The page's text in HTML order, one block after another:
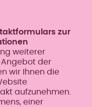
zur
weiterer
Angebot der
wir Ihnen die
aufzunehmen.
einer